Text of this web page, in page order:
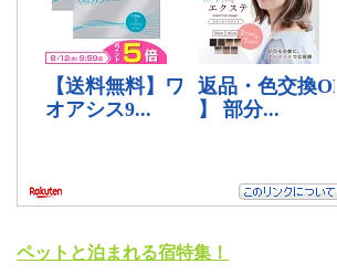
ペットと泊まれる宿特集！